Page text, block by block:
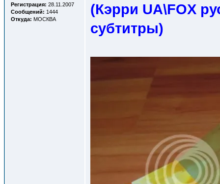
Регистрация: 28.11.2007
Сообщений: 1444
Откуда: МОСКВА
(Кэрри UA\FOX
субтитры)